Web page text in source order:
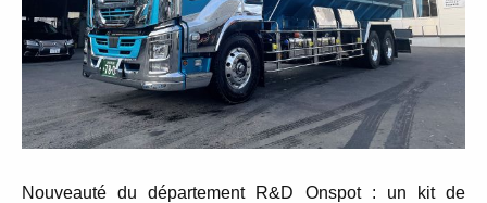
Nouveauté du département R&D Onspot : un kit de